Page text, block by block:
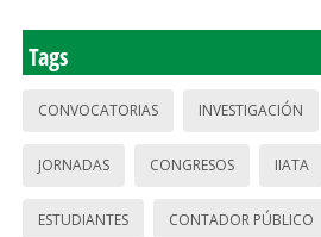
Tags
CONVOCATORIAS INVESTIGACIÓN
JORNADAS CONGRESOS IIATA
ESTUDIANTES CONTADOR PÚBLICO